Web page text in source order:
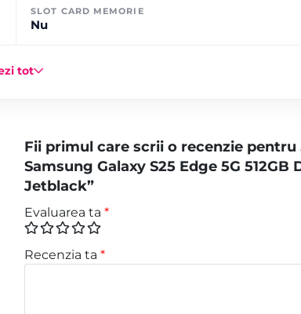
SLOT CARD MEMORIE
Nu
tot
Fii primul care scrii o recenzie pentru
Samsung Galaxy S25 Edge 5G 512GB
Jetblack”
Evaluarea ta *
Recenzia ta *